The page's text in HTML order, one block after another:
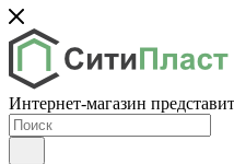
Интернет-магазин